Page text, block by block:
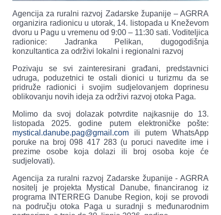
Agencija za ruralni razvoj Zadarske županije – AGRRA
organizira radionicu u utorak, 14. listopada u Kneževom
dvoru u Pagu u vremenu od 9:00 – 11:30 sati. Voditeljica
radionice: Jadranka Pelikan, dugogodišnja
konzultantica za održivi lokalni i regionalni razvoj
Pozivaju se svi zainteresirani građani, predstavnici
udruga, poduzetnici te ostali dionici u turizmu da se
pridruže radionici i svojim sudjelovanjem doprinesu
oblikovanju novih ideja za održivi razvoj otoka Paga.
Molimo da svoj dolazak potvrdite najkasnije do 13.
listopada 2025. godine putem elektroničke pošte:
mystical.danube.pag@gmail.com ili putem WhatsApp
poruke na broj 098 417 283 (u poruci navedite ime i
prezime osobe koja dolazi ili broj osoba koje će
sudjelovati).
Agencija za ruralni razvoj Zadarske županije - AGRRA
nositelj je projekta Mystical Danube, financiranog iz
programa INTERREG Danube Region, koji se provodi
na području otoka Paga u suradnji s međunarodnim